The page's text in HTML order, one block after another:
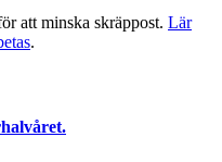
att minska skräppost. Lär
.